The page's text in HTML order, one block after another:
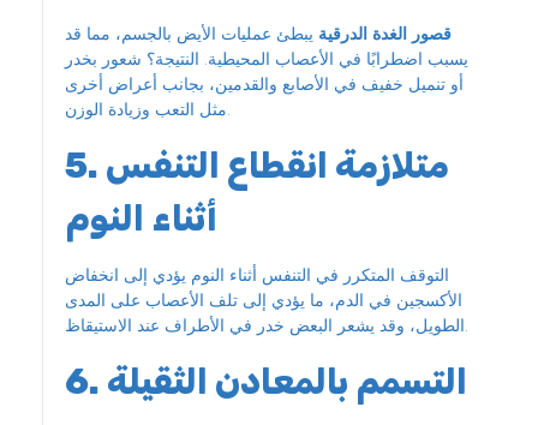
قصور الغدة الدرقية يبطئ عمليات الأيض بالجسم، مما قد
يسبب اضطرابًا في الأعصاب المحيطية. النتيجة؟ شعور بخدر
أو تنميل خفيف في الأصابع والقدمين، بجانب أعراض أخرى
مثل التعب وزيادة الوزن.
5. متلازمة انقطاع التنفس
أثناء النوم
التوقف المتكرر في التنفس أثناء النوم يؤدي إلى انخفاض
الأكسجين في الدم، ما يؤدي إلى تلف الأعصاب على المدى
الطويل، وقد يشعر البعض خدر في الأطراف عند الاستيقاظ.
6. التسمم بالمعادن الثقيلة